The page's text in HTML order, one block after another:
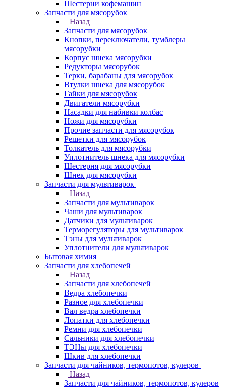
Шестерни кофемашин
Запчасти для мясорубок
Назад
Запчасти для мясорубок
Кнопки, переключатели, тумблеры
мясорубки
Корпус шнека мясорубки
Редукторы мясорубок
Терки, барабаны для мясорубок
Втулки шнека для мясорубок
Гайки для мясорубок
Двигатели мясорубки
Насадки для набивки колбас
Ножи для мясорубки
Прочие запчасти для мясорубок
Решетки для мясорубок
Толкатель для мясорубки
Уплотнитель шнека для мясорубки
Шестерня для мясорубки
Шнек для мясорубки
Запчасти для мультиварок
Назад
Запчасти для мультиварок
Чаши для мультиварок
Датчики для мультиварок
Терморегуляторы для мультиварок
Тэны для мультиварок
Уплотнители для мультиварок
Бытовая химия
Запчасти для хлебопечей
Назад
Запчасти для хлебопечей
Ведра хлебопечки
Разное для хлебопечки
Вал ведра хлебопечки
Лопатки для хлебопечки
Ремни для хлебопечки
Сальники для хлебопечки
ТЭНы для хлебопечки
Шкив для хлебопечки
Запчасти для чайников, термопотов, кулеров
Назад
Запчасти для чайников, термопотов, кулеров